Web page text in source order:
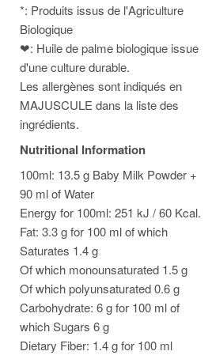
*: Produits issus de l'Agriculture
Biologique
❤: Huile de palme biologique issue
d'une culture durable.
Les allergènes sont indiqués en
MAJUSCULE dans la liste des
ingrédients.
Nutritional Information
100ml: 13.5 g Baby Milk Powder +
90 ml of Water
Energy for 100ml: 251 kJ / 60 Kcal.
Fat: 3.3 g for 100 ml of which
Saturates 1.4 g
Of which monounsaturated 1.5 g
Of which polyunsaturated 0.6 g
Carbohydrate: 6 g for 100 ml of
which Sugars 6 g
Dietary Fiber: 1.4 g for 100 ml